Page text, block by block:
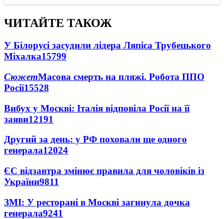
ЧИТАЙТЕ ТАКОЖ
У Білорусі засудили лідера Ляпіса Трубецького
Міхалка15799
СюжетМасова смерть на пляжі. Робота ППО
Росії15528
Вибух у Москві: Італія відповіла Росії на її
заяви12191
Другий за день: у РФ поховали ще одного
генерала12024
ЄС відзавтра змінює правила для чоловіків із
України9811
ЗМІ: У ресторані в Москві загинула дочка
генерала9241